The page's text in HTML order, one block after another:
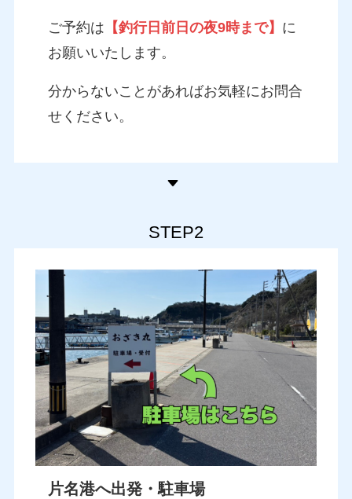
ご予約は 【釣行日前日の夜9時まで】 に
お願いいたします。
分からないことがあればお気軽にお問合
せください。
STEP2
片名港へ出発・駐車場